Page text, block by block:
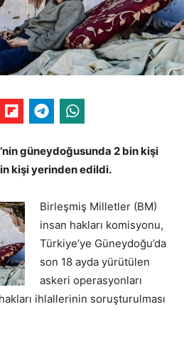
güneydoğusunda 2 bin kişi
kişi yerinden edildi.
Birleşmiş Milletler (BM)
insan hakları komisyonu,
Türkiye’ye Güneydoğu’da
son 18 ayda yürütülen
askeri operasyonları
ihlallerinin soruşturulması